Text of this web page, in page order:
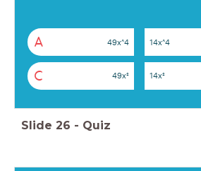
A 49x^4 14x^4
C 49x² 14x²
Slide 26 - Quiz